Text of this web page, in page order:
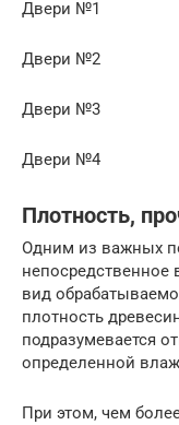
Двери №1
Двери №2
Двери №3
Двери №4
Плотность,
Одним из важных
непосредственное
вид
плотность
подразумевается
определенной
При этом, чем